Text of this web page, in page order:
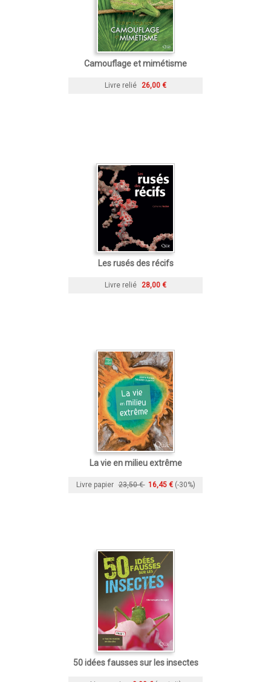
Camouflage et mimétisme
Livre relié 26,00 €
Les rusés des récifs
Livre relié 28,00 €
La vie en milieu extrême
Livre papier 23,50 € 16,45 € (-30%)
50 idées fausses sur les insectes